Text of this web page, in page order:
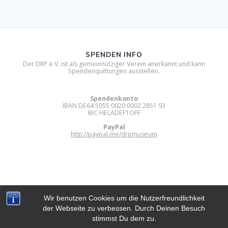
Wir benutzen Cookies um die Nutzerfreundlichkeit
der Webseite zu verbessen. Durch Deinen Besuch
stimmst Du dem zu.
DIGITAL RETRO PARK E.V.
SPENDEN INFO
Der DRP e.V. ist als gemeinnütziger Verein anerkannt und kann
Spendenquittungen ausstellen.
Spendenkonto
IBAN DE64 5055 0020 0002 2851 93
BIC HELADEF1OFF
PayPal
http://paypal.me/drpmuseum